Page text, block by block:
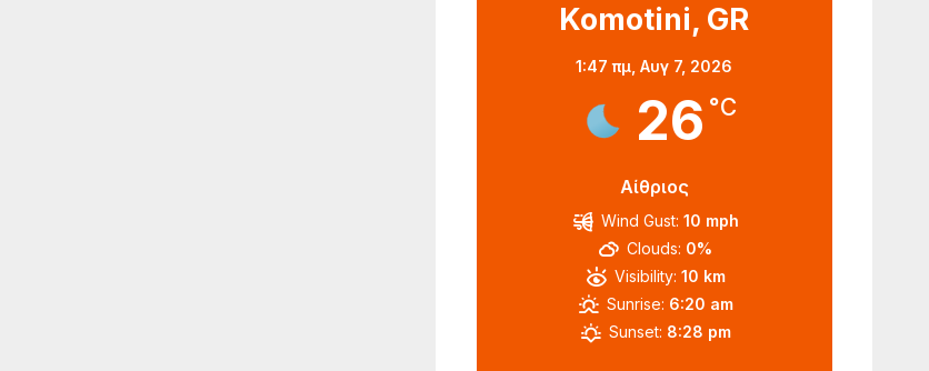
Komotini, GR
1:47 πμ,Αυγ 7, 2026
26 °C
Αίθριος
Wind Gust: 10 mph
Clouds: 0%
Visibility: 10 km
Sunrise: 6:20 am
Sunset: 8:28 pm